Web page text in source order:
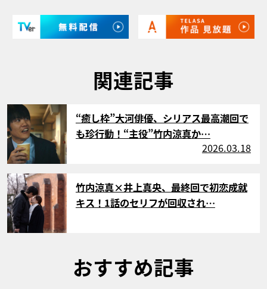
関連記事
サムネイル
“癒し枠”大河俳優、シリアス最高潮回で
も珍行動！“主役”竹内涼真か…
2026.03.18
サムネイル
竹内涼真×井上真央、最終回で初恋成就
キス！1話のセリフが回収され…
おすすめ記事